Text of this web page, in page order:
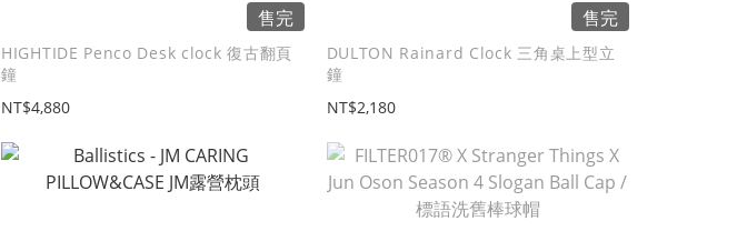
售完
HIGHTIDE Penco Desk clock 復古翻頁
鐘
NT$4,880
售完
DULTON Rainard Clock 三角桌上型立
鐘
NT$2,180